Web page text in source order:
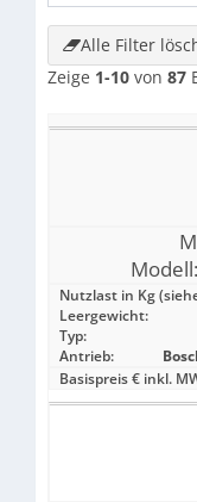
Alle Filter
Zeige 1-10 von 87
Modell:
Nutzlast in Kg
Leergewicht:
Typ:
Antrieb:
Basispreis € inkl.